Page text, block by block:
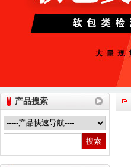
山东德瑞克仪器股份有限公司
产品搜索